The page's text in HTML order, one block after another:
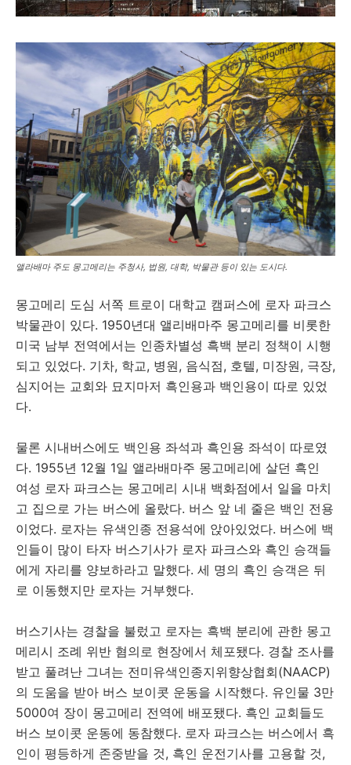
앨라배마 주도 몽고메리는 주청사, 법원, 대학, 박물관 등이 있는 도시다.
몽고메리 도심 서쪽 트로이 대학교 캠퍼스에 로자 파크스
박물관이 있다. 1950년대 앨리배마주 몽고메리를 비롯한
미국 남부 전역에서는 인종차별성 흑백 분리 정책이 시행
되고 있었다. 기차, 학교, 병원, 음식점, 호텔, 미장원, 극장,
심지어는 교회와 묘지마저 흑인용과 백인용이 따로 있었
다.
물론 시내버스에도 백인용 좌석과 흑인용 좌석이 따로였
다. 1955년 12월 1일 앨라배마주 몽고메리에 살던 흑인
여성 로자 파크스는 몽고메리 시내 백화점에서 일을 마치
고 집으로 가는 버스에 올랐다. 버스 앞 네 줄은 백인 전용
이었다. 로자는 유색인종 전용석에 앉아있었다. 버스에 백
인들이 많이 타자 버스기사가 로자 파크스와 흑인 승객들
에게 자리를 양보하라고 말했다. 세 명의 흑인 승객은 뒤
로 이동했지만 로자는 거부했다.
버스기사는 경찰을 불렀고 로자는 흑백 분리에 관한 몽고
메리시 조례 위반 혐의로 현장에서 체포됐다. 경찰 조사를
받고 풀려난 그녀는 전미유색인종지위향상협회(NAACP)
의 도움을 받아 버스 보이콧 운동을 시작했다. 유인물 3만
5000여 장이 몽고메리 전역에 배포됐다. 흑인 교회들도
버스 보이콧 운동에 동참했다. 로자 파크스는 버스에서 흑
인이 평등하게 존중받을 것, 흑인 운전기사를 고용할 것,